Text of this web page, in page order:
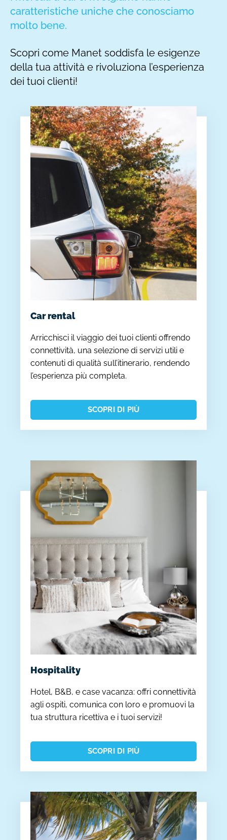
caratteristiche uniche che conosciamo
molto bene.
Scopri come Manet soddisfa le esigenze
della tua attività e rivoluziona l’esperienza
dei tuoi clienti!
Car rental
Arricchisci il viaggio dei tuoi clienti offrendo
connettività, una selezione di servizi utili e
contenuti di qualità sull’itinerario, rendendo
l’esperienza più completa.
SCOPRI DI PIÙ
Hospitality
Hotel, B&B, e case vacanza: offri connettività
agli ospiti, comunica con loro e promuovi la
tua struttura ricettiva e i tuoi servizi!
SCOPRI DI PIÙ